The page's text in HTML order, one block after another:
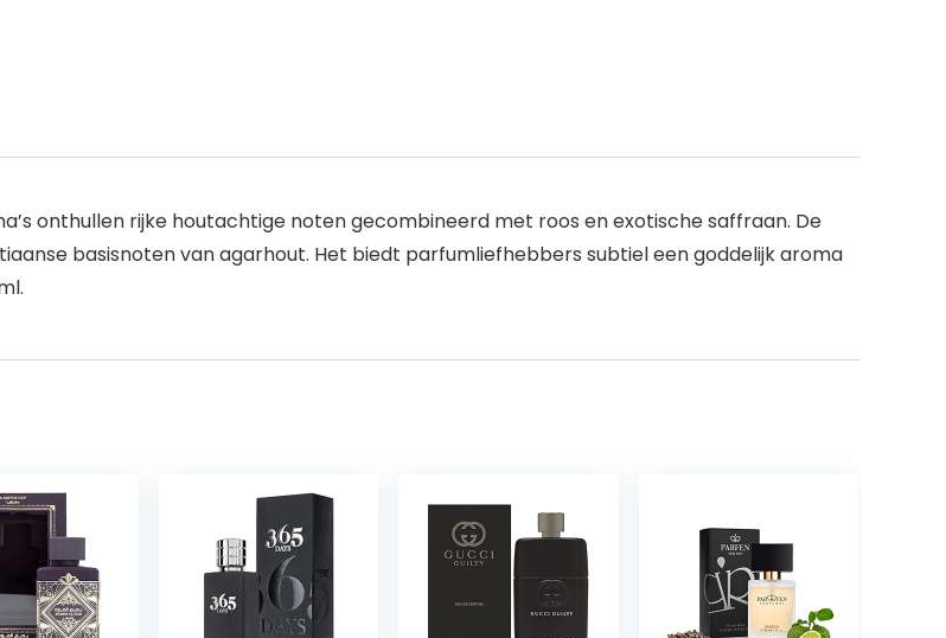
onthullen rijke houtachtige noten gecombineerd met roos en exotische saffraan. De
basisnoten van agarhout. Het biedt parfumliefhebbers subtiel een goddelijk aroma